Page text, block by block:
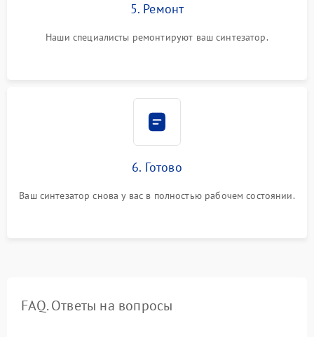
5. Ремонт
Наши специалисты ремонтируют ваш синтезатор.
6. Готово
Ваш синтезатор снова у вас в полностью рабочем состоянии.
FAQ. Ответы на вопросы